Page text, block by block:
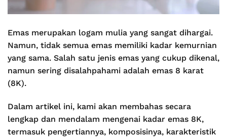
Emas merupakan logam mulia yang sangat dihargai.
Namun, tidak semua emas memiliki kadar kemurnian
yang sama. Salah satu jenis emas yang cukup dikenal,
namun sering disalahpahami adalah emas 8 karat
(8K).
Dalam artikel ini, kami akan membahas secara
lengkap dan mendalam mengenai kadar emas 8K,
termasuk pengertiannya, komposisinya, karakteristik